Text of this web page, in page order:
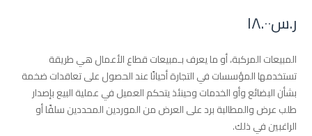
based on
customer
ر.س١٨.٠٠
المبيعات المركبة، أو ما يعرف بـمبيعات قطاع الأعمال هي طريقة
تستخدمها المؤسسات في التجارة أحيانًا عند الحصول على تعاقدات ضخمة
بشأن البضائع وأو الخدمات وحينئذ يتحكم العميل في عملية البيع بإصدار
طلب عرض والمطالبة برد على العرض من الموردين المحددين سلفًا أو
الراغبين في ذلك.